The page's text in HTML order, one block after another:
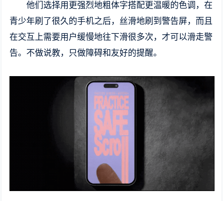
他们选择用更强烈地粗体字搭配更温暖的色调，在
青少年刷了很久的手机之后，丝滑地刷到警告屏，而且
在交互上需要用户缓慢地往下滑很多次，才可以滑走警
告。不做说教，只做障碍和友好的提醒。